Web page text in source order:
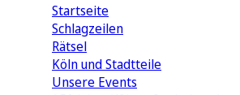
Startseite
Schlagzeilen
Rätsel
Köln und Stadtteile
Unsere Events